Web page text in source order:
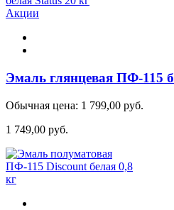
Акции
Эмаль глянцевая ПФ-115
Обычная цена: 1 799,00 руб.
1 749,00 руб.